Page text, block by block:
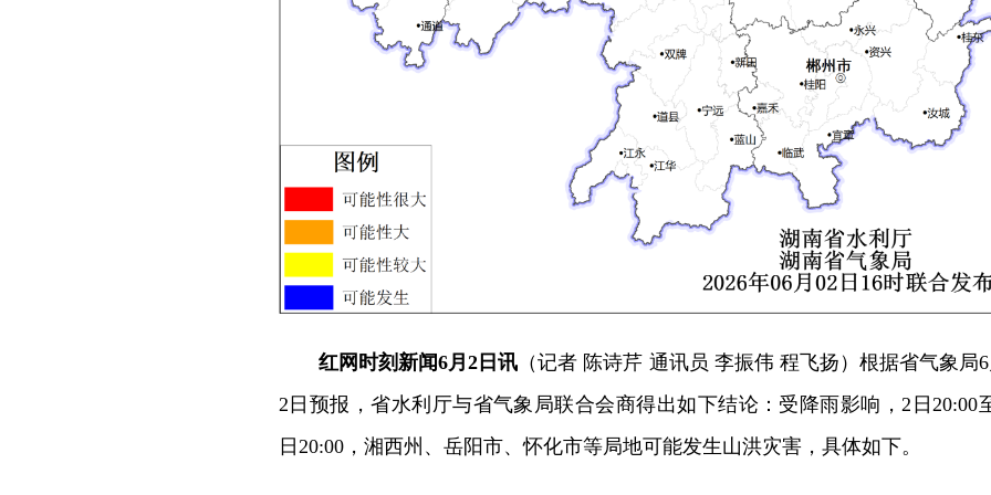
红网时刻新闻6月2日讯 （记者 陈诗芹 通讯员 李振伟 程飞扬）根据省气象局
2日预报，省水利厅与省气象局联合会商得出如下结论：受降雨影响，2日20:00
日20:00，湘西州、岳阳市、怀化市等局地可能发生山洪灾害，具体如下。